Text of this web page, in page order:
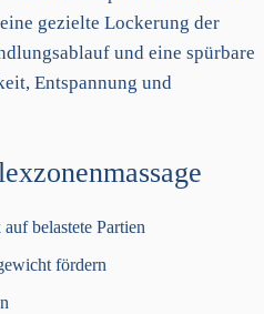
gezielte Lockerung der
und eine spürbare
Entspannung und
belastete Partien
fördern